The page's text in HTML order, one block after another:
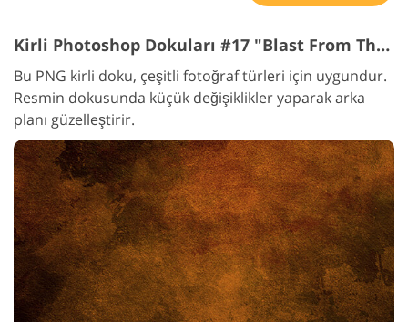
Kirli Photoshop Dokuları #17 "Blast From The Past"
Bu PNG kirli doku, çeşitli fotoğraf türleri için uygundur.
Resmin dokusunda küçük değişiklikler yaparak arka
planı güzelleştirir.